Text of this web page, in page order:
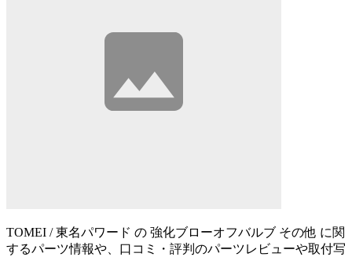
TOMEI / 東名パワード の 強化ブローオフバルブ その他 に関
するパーツ情報や、口コミ・評判のパーツレビューや取付写